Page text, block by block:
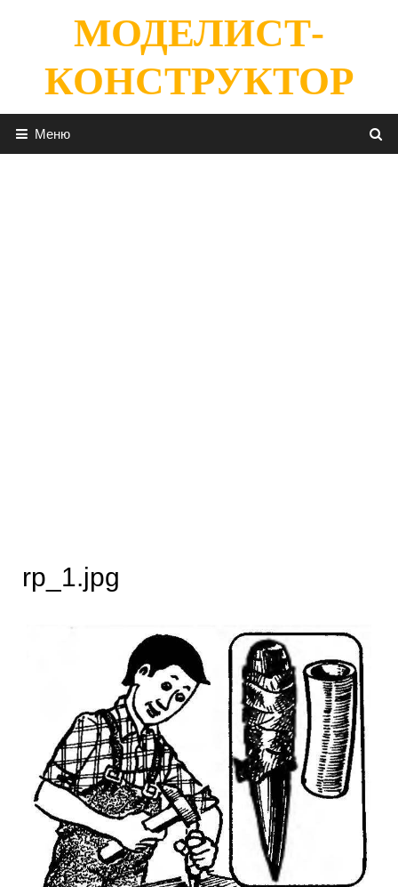
содержимомуМОДЕЛИСТ-
КОНСТРУКТОР
Меню
rp_1.jpg